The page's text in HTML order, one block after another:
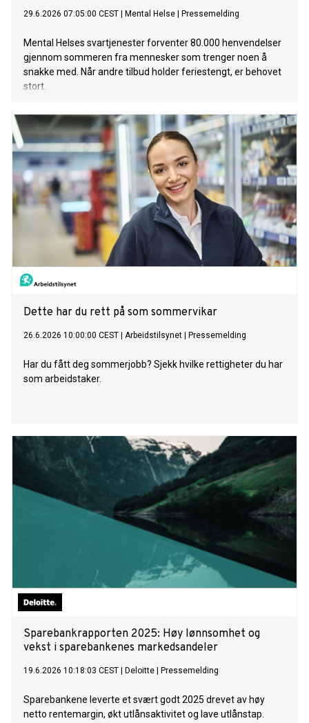
29.6.2026 07:05:00 CEST Mental Helse Pressemelding
Mental Helses svartjenester forventer 80.000 henvendelser
gjennom sommeren fra mennesker som trenger noen å
snakke med. Når andre tilbud holder feriestengt, er behovet
stort.
Dette har du rett på som sommervikar
26.6.2026 10:00:00 CEST Arbeidstilsynet Pressemelding
Har du fått deg sommerjobb? Sjekk hvilke rettigheter du har
som arbeidstaker.
Sparebankrapporten 2025: Høy lønnsomhet og
vekst i sparebankenes markedsandeler
19.6.2026 10:18:03 CEST Deloitte Pressemelding
Sparebankene leverte et svært godt 2025 drevet av høy
netto rentemargin, økt utlånsaktivitet og lave utlånstap.